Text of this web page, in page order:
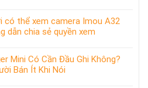
có thể xem camera Imou A32
dẫn chia sẻ quyền xem
Mini Có Cần Đầu Ghi Không?
Bán Ít Khi Nói